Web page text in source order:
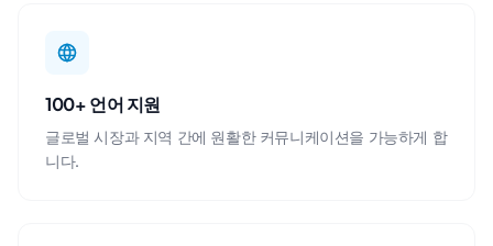
100+ 언어 지원
글로벌 시장과 지역 간에 원활한 커뮤니케이션을 가능하게 합
니다.